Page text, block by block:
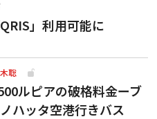
」利用可能に
聡
ルピアの破格料金ーブ
ハッタ空港行きバス